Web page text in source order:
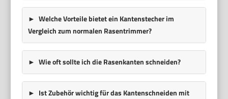
Welche Vorteile bietet ein Kantenstecher im
Vergleich zum normalen Rasentrimmer?
Wie oft sollte ich die Rasenkanten schneiden?
Ist Zubehör wichtig für das Kantenschneiden mit